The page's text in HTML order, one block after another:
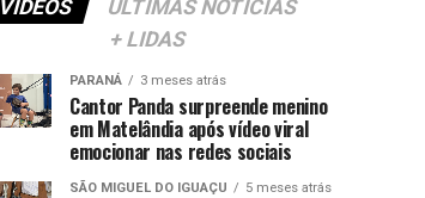
VÍDEOS
ULTIMAS NOTÍCIAS
+ LIDAS
PARANÁ 3 meses atrás
Cantor Panda surpreende menino
em Matelândia após vídeo viral
emocionar nas redes sociais
SÃO MIGUEL DO IGUAÇU 5 meses atrás